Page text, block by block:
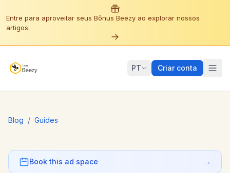
Entre para aproveitar seus Bônus Beezy ao explorar nossos
artigos.
PT Criar conta
Blog / Guides
Book this ad space →